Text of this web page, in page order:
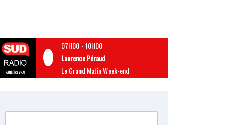
07H00-10H00
Laurence Péraud
Le Grand Matin Week-end